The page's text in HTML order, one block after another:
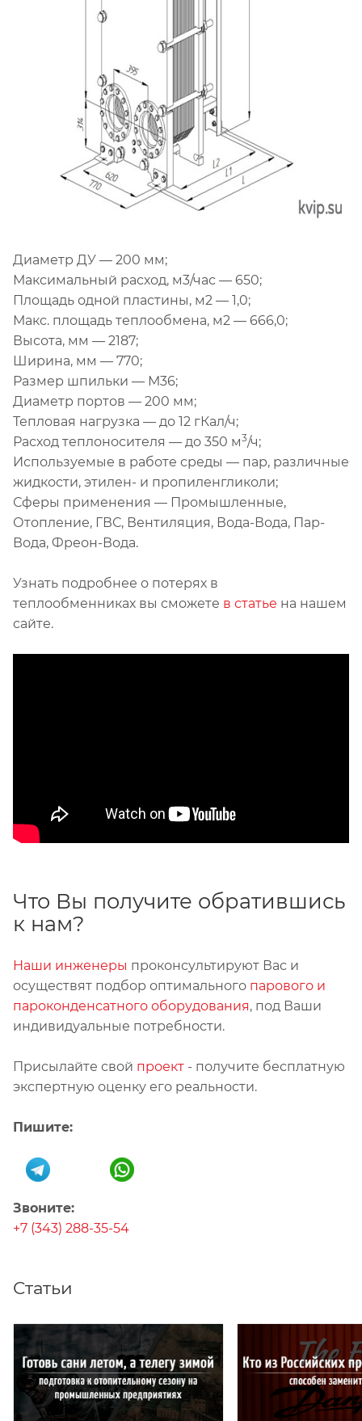
Диаметр ДУ — 200 мм;
Максимальный расход, м3/час — 650;
Площадь одной пластины, м2 — 1,0;
Макс. площадь теплообмена, м2 — 666,0;
Высота, мм — 2187;
Ширина, мм — 770;
Размер шпильки — М36;
Диаметр портов — 200 мм;
Тепловая нагрузка — до 12 гКал/ч;
Расход теплоносителя — до 350 м3/ч;
Используемые в работе среды — пар, различные
жидкости, этилен- и пропиленгликоли;
Сферы применения — Промышленные,
Отопление, ГВС, Вентиляция, Вода-Вода, Пар-
Вода, Фреон-Вода.
Узнать подробнее о потерях в
теплообменниках вы сможете в статье на нашем
сайте.
Что Вы получите обратившись
к нам?
Наши инженеры проконсультируют Вас и
осуществят подбор оптимального парового и
пароконденсатного оборудования, под Ваши
индивидуальные потребности.
Присылайте свой проект - получите бесплатную
экспертную оценку его реальности.
Пишите:
Звоните:
+7 (343) 288-35-54
Статьи